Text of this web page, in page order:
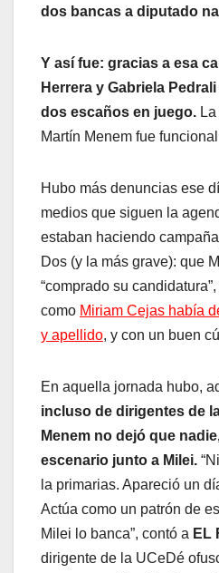
dos bancas a diputado
Y así fue: gracias a esa
Herrera y Gabriela
dos escaños en juego.
Martín Menem fue
Hubo más denuncias ese
medios que siguen la
estaban haciendo
Dos (y la más grave): que
“comprado su
como Miriam Cejas había
y apellido, y con un buen
En aquella jornada hubo,
incluso de dirigentes de
Menem no dejó que
escenario junto a Milei.
la primarias. Apareció un
Actúa como un patrón de
Milei lo banca”, contó a EL
dirigente de la UCeDé